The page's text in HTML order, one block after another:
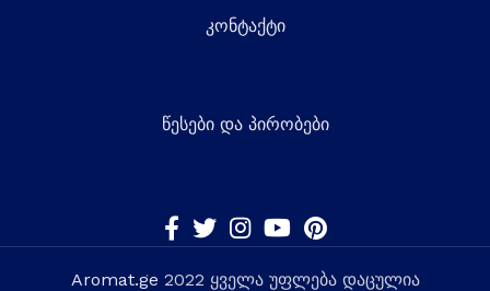
კონტაქტი
წესები და პირობები
Aromat.ge 2022 ყველა უფლება დაცულია